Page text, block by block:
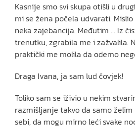
Kasnije smo svi skupa otišli u
mi se žena počela udvarati.
neka zajebancija. Međutim … Iz
trenutku, zgrabila me i zažvalila.
praktički me molila da odemo
Draga Ivana, ja sam lud čovjek!
Toliko sam se iživio u nekim
razmišljanje takvo da samo
sebi, da mogu mirno leći svake